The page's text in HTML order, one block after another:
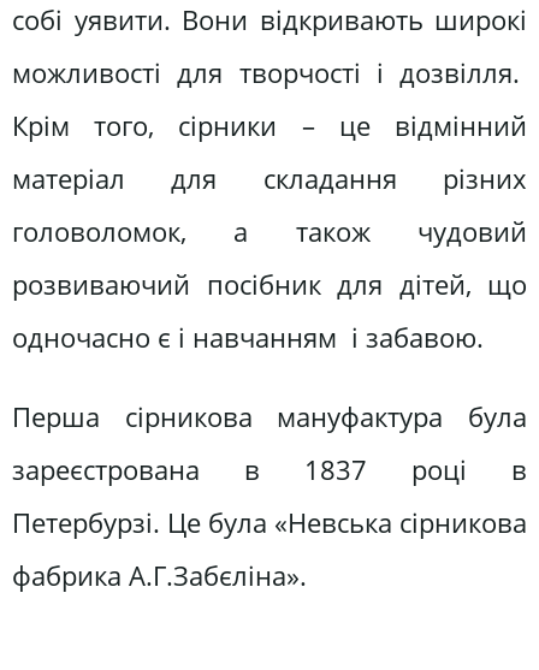
собі уявити. Вони відкривають широкі
можливості для творчості і дозвілля.
Крім того, сірники – це відмінний
матеріал для складання різних
головоломок, а також чудовий
розвиваючий посібник для дітей, що
одночасно є і навчанням і забавою.
Перша сірникова мануфактура була
зареєстрована в 1837 році в
Петербурзі. Це була «Невська сірникова
фабрика А.Г.Забєліна».